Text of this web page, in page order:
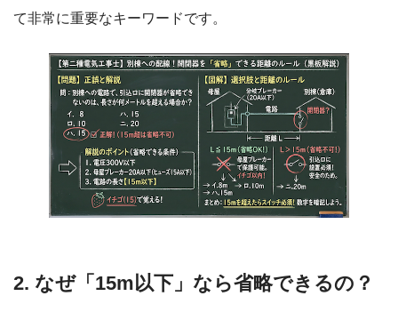
て非常に重要なキーワードです。
2. なぜ「15m以下」なら省略できるの？